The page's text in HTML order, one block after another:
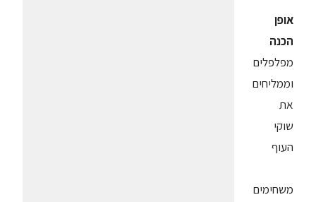
אופן
הכנה
מפלפלים
וממליחים
את
שוקי
העוף
משחימים